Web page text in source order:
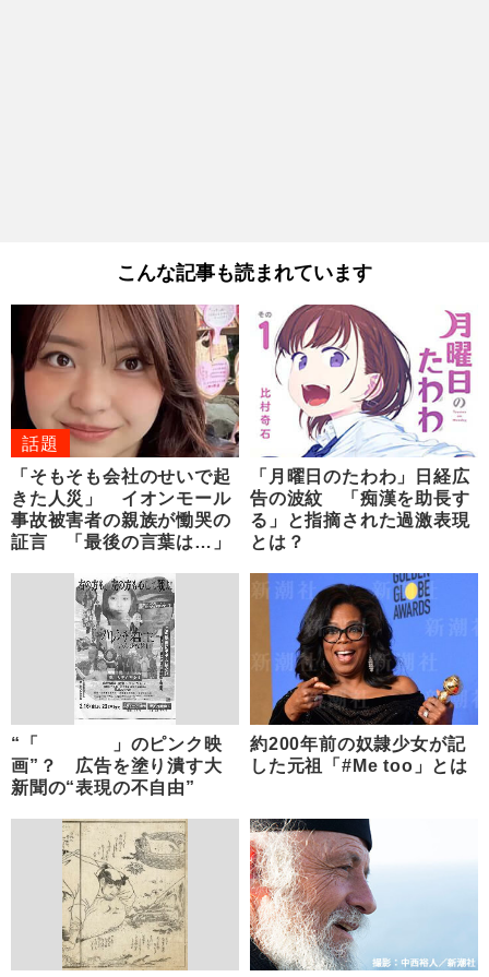
こんな記事も読まれています
話題
「そもそも会社のせいで起
きた人災」 イオンモール
事故被害者の親族が慟哭の
証言 「最後の言葉は…」
「月曜日のたわわ」日経広
告の波紋 「痴漢を助長す
る」と指摘された過激表現
とは？
“「 」のピンク映
画”？ 広告を塗り潰す大
新聞の“表現の不自由”
約200年前の奴隷少女が記
した元祖「#Me too」とは